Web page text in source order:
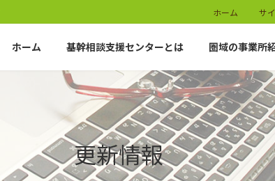
ホーム サ
ホーム 基幹相談支援センターとは 圏域の事業所
更新情報